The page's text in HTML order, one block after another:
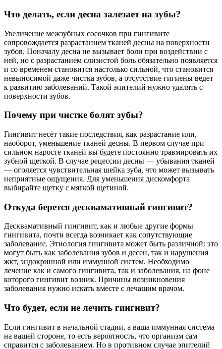
Что делать, если десна залезает на зубы?
Увеличение межзубных сосочков при гингивите
сопровождается разрастанием тканей десны на поверхности
зубов. Поначалу десна не вызывает боли при воздействии с
ней, но с разрастанием слизистой боль обязательно появляется
и со временем становится настолько сильной, что становится
невыносимой даже чистка зубов, а отсутствие гигиены ведет
к развитию заболеваний. Такой эпителий нужно удалять с
поверхности зубов.
Почему при чистке болят зубы?
Гингивит несёт такие последствия, как разрастание или,
наоборот, уменьшение тканей десны. В первом случае при
сильном наросте тканей вы будете постоянно травмировать их
зубной щеткой. В случае рецессии десны — убывания тканей
— оголяется чувствительная шейка зуба, что может вызывать
неприятные ощущения. Для уменьшения дискомфорта
выбирайте щетку с мягкой щетиной.
Откуда берется десквамативный гингивит?
Десквамативный гингивит, как и любые другие формы
гингивита, почти всегда возникает как сопутствующие
заболевание. Этиология гингивита может быть различной: это
могут быть как заболевания зубов и десен, так и нарушения
жкт, эндокринной или иммунной систем. Необходимо
лечение как и самого гингивита, так и заболевания, на фоне
которого гингивит возник. Причины возникновения
заболевания нужно искать вместе с лечащим врачом.
Что будет, если не лечить гингивит?
Если гингивит в начальной стадии, а ваша иммунная система
на вашей стороне, то есть вероятность, что организм сам
справится с заболеванием. Но в противном случае эпителий